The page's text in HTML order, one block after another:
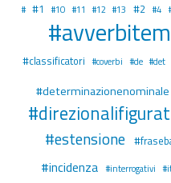
# #1 #10 #11 #12 #13 #2 #4
#classificatori #coverbi #de #det
#determinazionenominale
#estensione
#incidenza #interrogativi